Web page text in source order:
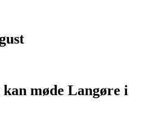
møde Langøre i